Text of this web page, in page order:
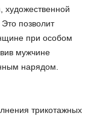
позволит
при особом
мужчине
нарядом.
трикотажных